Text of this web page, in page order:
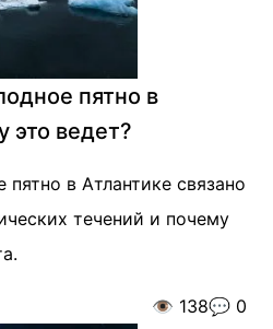
пятно в
это ведет?
пятно в Атлантике связано
течений и почему
👁️ 138💬 0